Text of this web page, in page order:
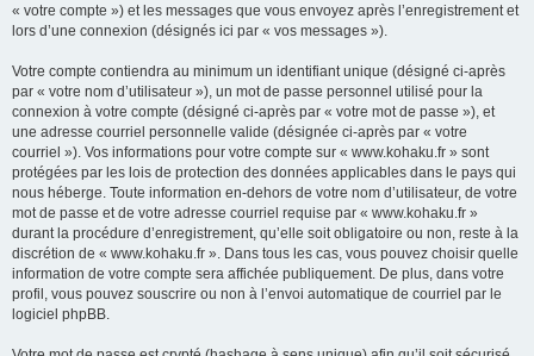
« votre compte ») et les messages que vous envoyez après l’enregistrement et
lors d’une connexion (désignés ici par « vos messages »).
Votre compte contiendra au minimum un identifiant unique (désigné ci-après
par « votre nom d’utilisateur »), un mot de passe personnel utilisé pour la
connexion à votre compte (désigné ci-après par « votre mot de passe »), et
une adresse courriel personnelle valide (désignée ci-après par « votre
courriel »). Vos informations pour votre compte sur « www.kohaku.fr » sont
protégées par les lois de protection des données applicables dans le pays qui
nous héberge. Toute information en-dehors de votre nom d’utilisateur, de votre
mot de passe et de votre adresse courriel requise par « www.kohaku.fr »
durant la procédure d’enregistrement, qu’elle soit obligatoire ou non, reste à la
discrétion de « www.kohaku.fr ». Dans tous les cas, vous pouvez choisir quelle
information de votre compte sera affichée publiquement. De plus, dans votre
profil, vous pouvez souscrire ou non à l’envoi automatique de courriel par le
logiciel phpBB.